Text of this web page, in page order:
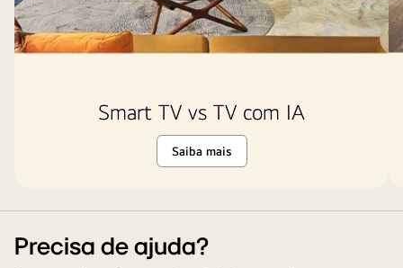
OLED
declaração
Smart TV vs TV com IA
Saiba mais
Precisa de ajuda?